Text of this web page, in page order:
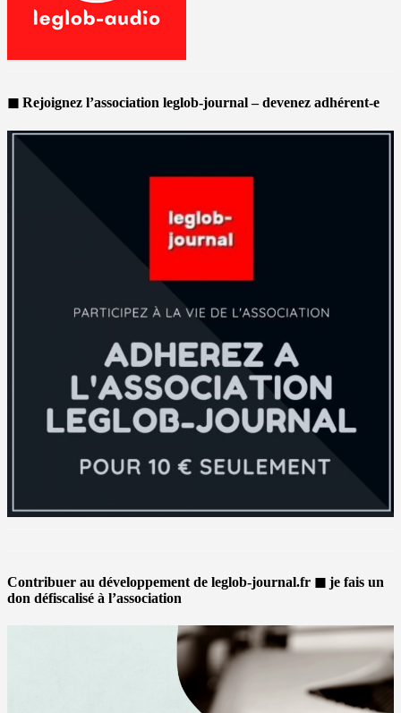
◼ Rejoignez l’association leglob-journal – devenez adhérent-e
Contribuer au développement de leglob-journal.fr ◼ je fais un
don défiscalisé à l’association